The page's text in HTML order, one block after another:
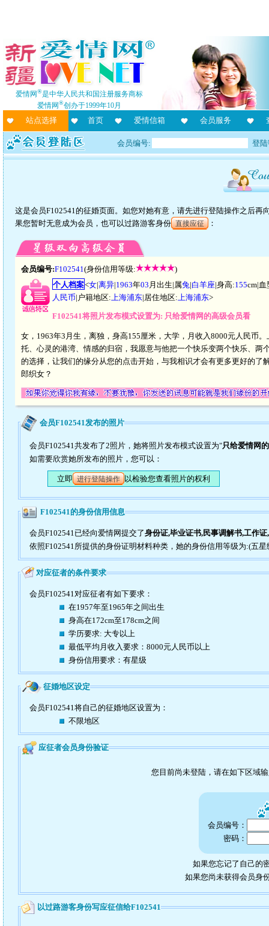
爱情网®是中华人民共和国注册服务商标
爱情网®创办于1999年10月
站点选择 首页 爱情信箱 会员服务
会员编号: 登
这是会员F102541的征婚页面。如您对她有意，请先进行登陆操作之后
果您暂时无意成为会员，也可以过路游客身份 直接应征 ：
会员编号:F102541(身份信用等级:
)
个人档案<女|离异|1963年03 月出生|属兔|白羊座|身高:155cm|血
人民币|户籍地区:上海浦东|居住地区:上海浦东>
F102541将照片发布模式设置为: 只给爱情网的高级会员看
女，1963年3月生，离独，身高155厘米，大学，月收入8000元人民币
托、心灵的港湾、情感的归宿，我愿意与他把一个快乐变两个快乐、
的选择，让我们的缘分从您的点击开始，与我相识才会有更多更好的
郎织女？
会员F102541发布的照片
会员F102541共发布了2照片，她将照片发布模式设置为"只给爱情网
如需要欣赏她所发布的照片，您可以：
立即 进行登陆操作 以检验您查看照片的权利
F102541的身份信用信息
会员F102541已经向爱情网提交了身份证,毕业证书,民事调解书,工作证
依照F102541所提供的身份证明材料种类，她的身份信用等级为:(五星
对应征者的条件要求
会员F102541对应征者有如下要求：
在1957年至1965年之间出生
身高在172cm至178cm之间
学历要求: 大专以上
最低平均月收入要求：8000元人民币以上
身份信用要求：有星级
征婚地区设定
会员F102541将自己的征婚地区设置为：
不限地区
应征者会员身份验证
您目前尚未登陆，请在如下区域
会员编号：
密码：
如果您忘记了自己的
如果您尚未获得会员身
以过路游客身份写应征信给F102541